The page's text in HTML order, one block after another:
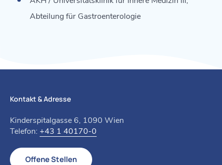
Abteilung für Gastroenterologie
Kontakt & Adresse
Kinderspitalgasse 6, 1090 Wien
Telefon: +43 1 40170-0
Offene Stellen